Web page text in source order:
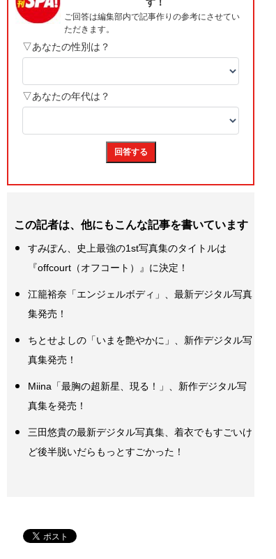
この記者は、他にもこんな記事を書いています
すみぽん、史上最強の1st写真集のタイトルは
『offcourt（オフコート）』に決定！
江籠裕奈「エンジェルボディ」、最新デジタル写真
集発売！
ちとせよしの「いまを艶やかに」、新作デジタル写
真集発売！
Miina「最胸の超新星、現る！」、新作デジタル写
真集を発売！
三田悠貴の最新デジタル写真集、着衣でもすごいけ
ど後半脱いだらもっとすごかった！